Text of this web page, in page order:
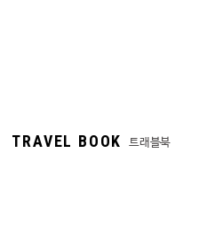
TRAVEL BOOK 트래블북